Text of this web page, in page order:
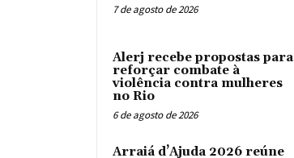
7 de agosto de 2026
Alerj recebe propostas para
reforçar combate à
violência contra mulheres
no Rio
6 de agosto de 2026
Arraiá d’Ajuda 2026 reúne